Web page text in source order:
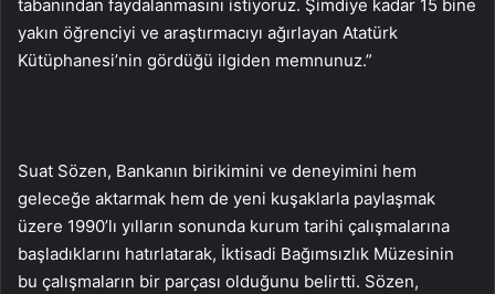
tabanından faydalanmasını istiyoruz. Şimdiye kadar 15 bine
yakın öğrenciyi ve araştırmacıyı ağırlayan Atatürk
Kütüphanesi’nin gördüğü ilgiden memnunuz.”
Suat Sözen, Bankanın birikimini ve deneyimini hem
geleceğe aktarmak hem de yeni kuşaklarla paylaşmak
üzere 1990’lı yılların sonunda kurum tarihi çalışmalarına
başladıklarını hatırlatarak, İktisadi Bağımsızlık Müzesinin
bu çalışmaların bir parçası olduğunu belirtti. Sözen,